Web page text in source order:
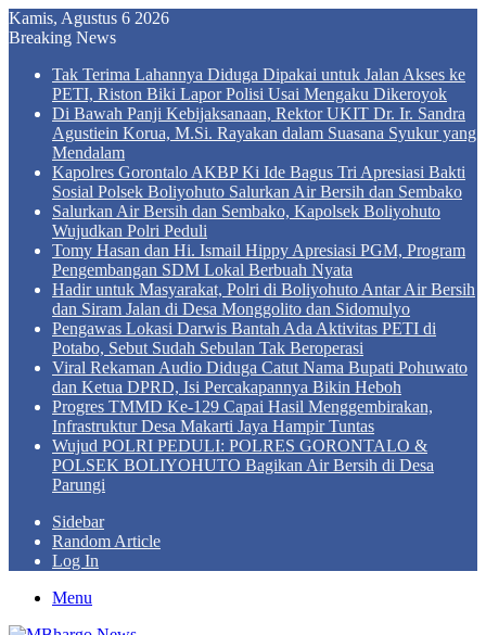
Kamis, Agustus 6 2026
Breaking News
Tak Terima Lahannya Diduga Dipakai untuk Jalan Akses ke
PETI, Riston Biki Lapor Polisi Usai Mengaku Dikeroyok
Di Bawah Panji Kebijaksanaan, Rektor UKIT Dr. Ir. Sandra
Agustiein Korua, M.Si. Rayakan dalam Suasana Syukur yang
Mendalam
Kapolres Gorontalo AKBP Ki Ide Bagus Tri Apresiasi Bakti
Sosial Polsek Boliyohuto Salurkan Air Bersih dan Sembako
Salurkan Air Bersih dan Sembako, Kapolsek Boliyohuto
Wujudkan Polri Peduli
Tomy Hasan dan Hi. Ismail Hippy Apresiasi PGM, Program
Pengembangan SDM Lokal Berbuah Nyata
Hadir untuk Masyarakat, Polri di Boliyohuto Antar Air Bersih
dan Siram Jalan di Desa Monggolito dan Sidomulyo
Pengawas Lokasi Darwis Bantah Ada Aktivitas PETI di
Potabo, Sebut Sudah Sebulan Tak Beroperasi
Viral Rekaman Audio Diduga Catut Nama Bupati Pohuwato
dan Ketua DPRD, Isi Percakapannya Bikin Heboh
Progres TMMD Ke-129 Capai Hasil Menggembirakan,
Infrastruktur Desa Makarti Jaya Hampir Tuntas
Wujud POLRI PEDULI: POLRES GORONTALO &
POLSEK BOLIYOHUTO Bagikan Air Bersih di Desa
Parungi
Sidebar
Random Article
Log In
Menu